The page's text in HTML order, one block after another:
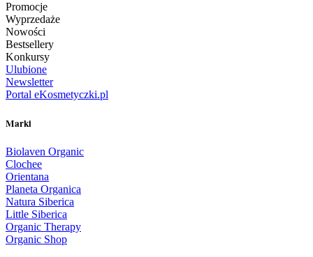
Promocje
Wyprzedaże
Nowości
Bestsellery
Konkursy
Ulubione
Newsletter
Portal eKosmetyczki.pl
Marki
Biolaven Organic
Clochee
Orientana
Planeta Organica
Natura Siberica
Little Siberica
Organic Therapy
Organic Shop